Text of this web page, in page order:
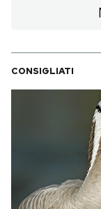
CONSIGLIATI